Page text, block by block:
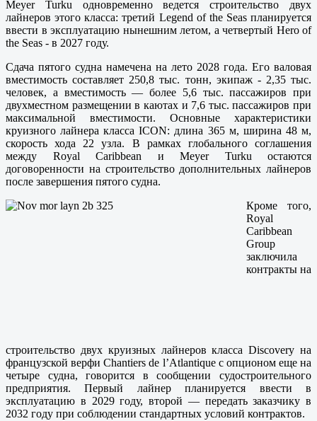
Meyer Turku одновременно ведется строительство двух
лайнеров этого класса: третий Legend of the Seas планируется
ввести в эксплуатацию нынешним летом, а четвертый Hero of
the Seas - в 2027 году.
Сдача пятого судна намечена на лето 2028 года. Его валовая
вместимость составляет 250,8 тыс. тонн, экипаж - 2,35 тыс.
человек, а вместимость — более 5,6 тыс. пассажиров при
двухместном размещении в каютах и 7,6 тыс. пассажиров при
максимальной вместимости. Основные характеристики
круизного лайнера класса ICON: длина 365 м, ширина 48 м,
скорость хода 22 узла. В рамках глобального соглашения
между Royal Caribbean и Meyer Turku остаются
договоренности на строительство дополнительных лайнеров
после завершения пятого судна.
Кроме того,
Royal
Caribbean
Group
заключила
контракты на
строительство двух круизных лайнеров класса Discovery на
французской верфи Chantiers de l’Atlantique с опционом еще на
четыре судна, говорится в сообщении судостроительного
предприятия. Первый лайнер планируется ввести в
эксплуатацию в 2029 году, второй — передать заказчику в
2032 году при соблюдении стандартных условий контрактов.